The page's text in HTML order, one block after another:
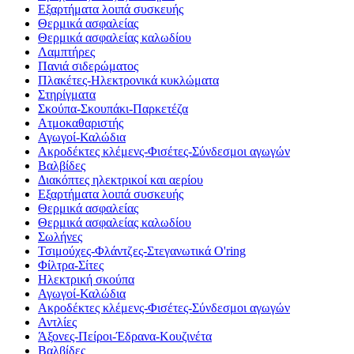
Εξαρτήματα λοιπά συσκευής
Θερμικά ασφαλείας
Θερμικά ασφαλείας καλωδίου
Λαμπτήρες
Πανιά σιδερώματος
Πλακέτες-Ηλεκτρονικά κυκλώματα
Στηρίγματα
Σκούπα-Σκουπάκι-Παρκετέζα
Ατμοκαθαριστής
Αγωγοί-Καλώδια
Ακροδέκτες κλέμενς-Φισέτες-Σύνδεσμοι αγωγών
Βαλβίδες
Διακόπτες ηλεκτρικοί και αερίου
Εξαρτήματα λοιπά συσκευής
Θερμικά ασφαλείας
Θερμικά ασφαλείας καλωδίου
Σωλήνες
Τσιμούχες-Φλάντζες-Στεγανωτικά O'ring
Φίλτρα-Σίτες
Ηλεκτρική σκούπα
Αγωγοί-Καλώδια
Ακροδέκτες κλέμενς-Φισέτες-Σύνδεσμοι αγωγών
Αντλίες
Άξονες-Πείροι-Έδρανα-Κουζινέτα
Βαλβίδες